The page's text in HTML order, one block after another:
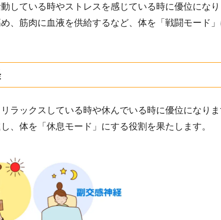
している時やストレスを感じている時に優位にな
、筋肉に血液を供給するなど、体を「戦闘モード
ラックスしている時や休んでいる時に優位になり
、体を「休息モード」にする役割を果たします。